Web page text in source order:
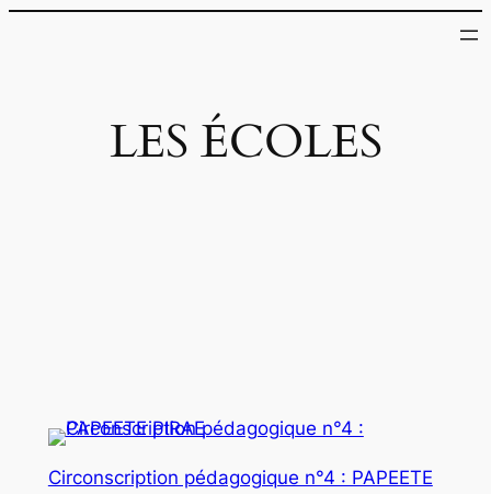
LES ÉCOLES
Circonscription pédagogique n°4 : PAPEETE